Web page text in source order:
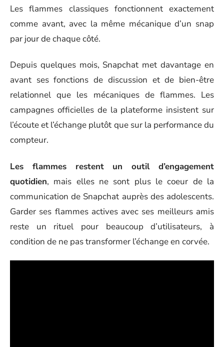
Les flammes classiques fonctionnent exactement
comme avant, avec la même mécanique d’un snap
par jour de chaque côté.
Depuis quelques mois, Snapchat met davantage en
avant ses fonctions de discussion et de bien-être
relationnel que les mécaniques de flammes. Les
campagnes officielles de la plateforme insistent sur
l’écoute et l’échange plutôt que sur la performance du
compteur.
Les flammes restent un outil d’engagement
quotidien, mais elles ne sont plus le coeur de la
communication de Snapchat auprès des adolescents.
Garder ses flammes actives avec ses meilleurs amis
reste un rituel pour beaucoup d’utilisateurs, à
condition de ne pas transformer l’échange en corvée.